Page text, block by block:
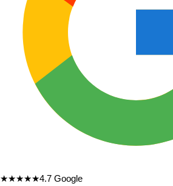
★★★★★4.7 Google